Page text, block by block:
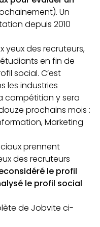
Un
depuis 2010
yeux des recruteurs,
en fin de
social. C’est
les industries
compétition y sera
prochains mois :
Marketing
prennent
des recruteurs
le profil
le profil social
de Jobvite ci-